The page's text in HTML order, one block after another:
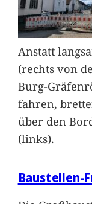
Anstatt
(rechts von
Burg-
fahren,
über den
(links).
Baustellen-